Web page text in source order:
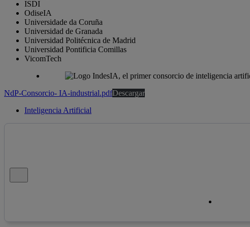
ISDI
OdiseIA
Universidade da Coruña
Universidad de Granada
Universidad Politécnica de Madrid
Universidad Pontificia Comillas
VicomTech
NdP-Consorcio- IA-industrial.pdfDescargar
Inteligencia Artificial